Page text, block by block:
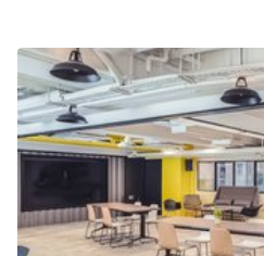
Photo
Shooting
Conference Meeting
공간 유형